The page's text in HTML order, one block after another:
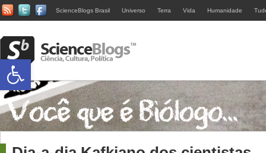
ScienceBlogs Brasil Universo Terra Vida Humanidade
Abrir a barra de ferramentas